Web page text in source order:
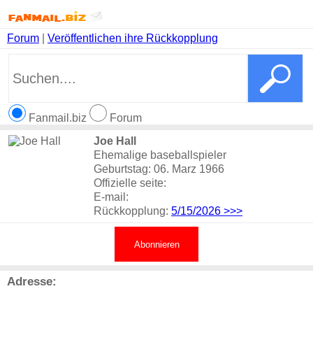
Forum Veröffentlichen ihre Rückkopplung
Fanmail.biz
Forum
Joe Hall
Ehemalige baseballspieler
Geburtstag: 06. Marz 1966
Offizielle seite:
E-mail:
Rückkopplung: 5/15/2026 >>>
Abonnieren
Adresse: